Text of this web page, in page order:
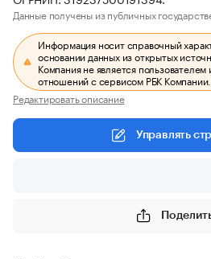
Данные получены из публичных
Информация носит справочный
основании данных из открытых
Компания не является
отношений с сервисом РБК Компании.
Редактировать описание
Управлять